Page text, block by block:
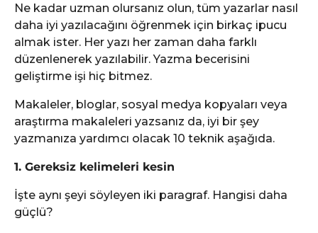
Ne kadar uzman olursanız olun, tüm yazarlar nasıl
daha iyi yazılacağını öğrenmek için birkaç ipucu
almak ister. Her yazı her zaman daha farklı
düzenlenerek yazılabilir. Yazma becerisini
geliştirme işi hiç bitmez.
Makaleler, bloglar, sosyal medya kopyaları veya
araştırma makaleleri yazsanız da, iyi bir şey
yazmanıza yardımcı olacak 10 teknik aşağıda.
1. Gereksiz kelimeleri kesin
İşte aynı şeyi söyleyen iki paragraf. Hangisi daha
güçlü?